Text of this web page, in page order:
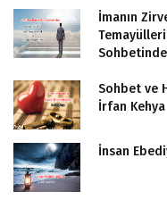
İmanın
Sohbet ve
İrfan Kehya
İnsan